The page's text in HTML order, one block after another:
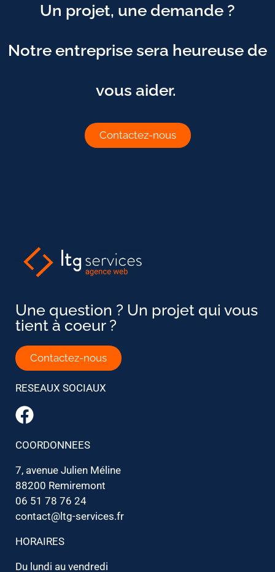
Un projet, une demande ?
Notre entreprise sera heureuse de
vous aider.
Contactez-nous
Une question ? Un projet qui vous
tient à coeur ?
Contactez-nous
RESEAUX SOCIAUX
COORDONNEES
7, avenue Julien Méline
88200 Remiremont
06 51 78 76 24
contact@ltg-services.fr
HORAIRES
Du lundi au vendredi